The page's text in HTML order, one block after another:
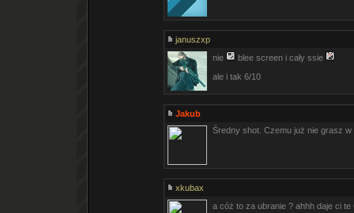
januszxp
nie
blee screen i cały ssie
ale i tak 6/10
Jakub
Średny shot. Czemu już nie grasz
xkubax
a cóż to za ubranie ? ahhh daje ci